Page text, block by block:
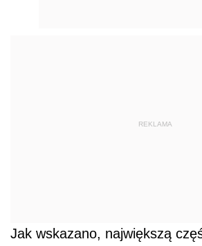
REKLAMA
Jak wskazano, największą